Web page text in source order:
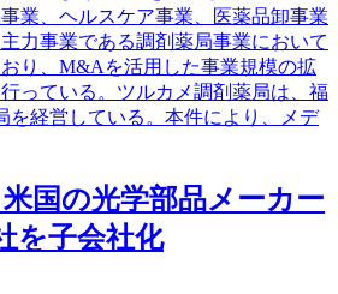
業、ヘルスケア事業、医薬品卸事業
力事業である調剤薬局事業において
り、M&Aを活用した事業規模の拡
っている。ツルカメ調剤薬局は、福
を経営している。本件により、メデ
国の光学部品メーカー
を子会社化